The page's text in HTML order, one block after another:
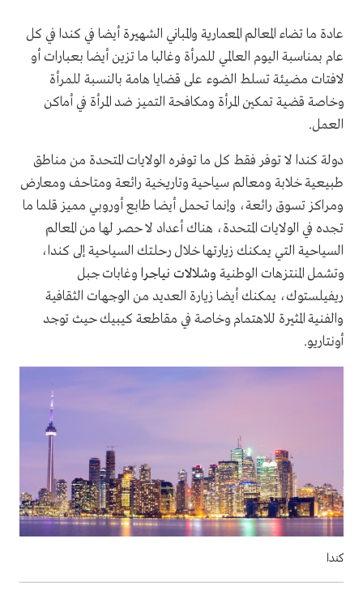
عادة ما تضاء المعالم المعمارية والمباني الشهيرة أيضا في كندا في كل
عام بمناسبة اليوم العالمي للمرأة وغالبا ما تزين أيضا بعبارات أو
لافتات مضيئة تسلط الضوء على قضايا هامة بالنسبة للمرأة
وخاصة قضية تمكين المرأة ومكافحة التميز ضد المرأة في أماكن
العمل.
دولة كندا لا توفر فقط كل ما توفره الولايات المتحدة من مناطق
طبيعية خلابة ومعالم سياحية وتاريخية رائعة ومتاحف ومعارض
ومراكز تسوق رائعة، وإنما تحمل أيضا طابع أوروبي مميز قلما ما
تجده في الولايات المتحدة، هناك أعداد لا حصر لها من المعالم
السياحية التي يمكنك زيارتها خلال رحلتك السياحية إلى كندا،
وتشمل المنتزهات الوطنية وشلالات نياجرا وغابات جبل
ريفيلستوك، يمكنك أيضا زيارة العديد من الوجهات الثقافية
والفنية المثيرة للاهتمام وخاصة في مقاطعة كيبيك حيث توجد
أونتاريو.
كندا